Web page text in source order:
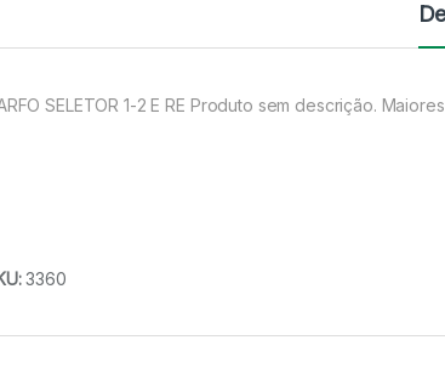
SELETOR 1-2 E RE Produto sem descrição.
3360